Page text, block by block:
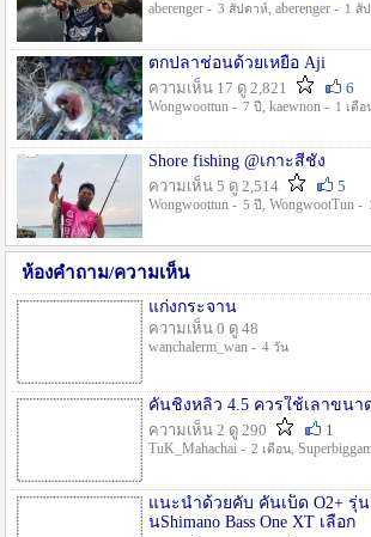
aberenger - 3 สัปดาห์, aberenger - 1 สั
ตกปลาช่อนด้วยเหยื่อ Aji
ความเห็น 17 ดู 2,821
6
Wongwoottun - 7 ปี , kaewnon - 1 เดือ
Shore fishing @เกาะสีชัง
ความเห็น 5 ดู 2,514
5
Wongwoottun - 5 ปี , WongwootTun -
ห้องคำถาม/ความเห็น
แก่งกระจาน
ความเห็น 0 ดู 48
wanchalerm_wan - 4 วัน
คันชิงหลิว 4.5 ควรใช้เลาขนา
ความเห็น 2 ดู 290
1
TuK_Mahachai - 2 เดือน,
แนะนำด้วยคับ คันเบ็ด O2+ รุ่น
นShimano Bass One XT เลือก